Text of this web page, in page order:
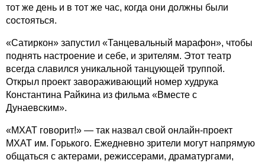
тот же день и в тот же час, когда они должны были
состояться.
«Сатиркон» запустил «Танцевальный марафон», чтобы
поднять настроение и себе, и зрителям. Этот театр
всегда славился уникальной танцующей труппой.
Открыл проект завораживающий номер худрука
Константина Райкина из фильма «Вместе с
Дунаевским».
«МХАТ говорит!» — так назвал свой онлайн-проект
МХАТ им. Горького. Ежедневно зрители могут напрямую
общаться с актерами, режиссерами, драматургами,